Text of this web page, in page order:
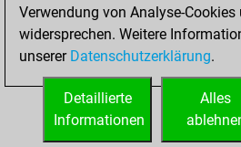
Türme auf der siebten
STARTSEITE
Verwendung von Analyse-
widersprechen. Weitere
unserer Datenschutzerklärung.
Alles
Detaillierte
Informationen